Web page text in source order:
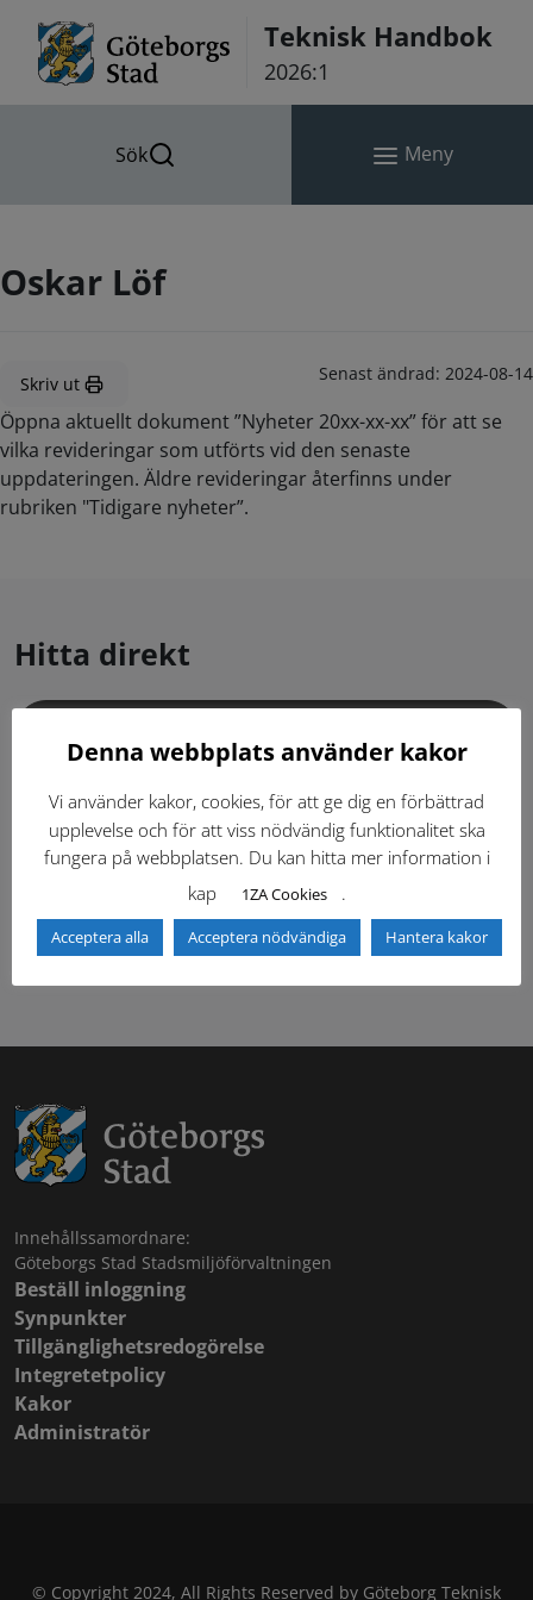
Teknisk Handbok
2026:1
Sök Meny
Oskar Löf
Skriv ut Senast ändrad: 2024-08-14
Öppna aktuellt dokument ”Nyheter 20xx-xx-xx” för att se
vilka revideringar som utförts vid den senaste
uppdateringen. Äldre revideringar återfinns under
rubriken "Tidigare nyheter”.
Hitta direkt
Dokumentbibliotek Kontaktlista
Tidigare versioner Nyheter
Säkerhetsordningen
Innehållssamordnare:
Göteborgs Stad Stadsmiljöförvaltningen
Beställ inloggning
Synpunkter
Tillgänglighetsredogörelse
Integretetpolicy
Kakor
Administratör
© Copyright 2024, All Rights Reserved by Göteborg Teknisk
Denna webbplats använder kakor
Vi använder kakor, cookies, för att ge dig en förbättrad
upplevelse och för att viss nödvändig funktionalitet ska
fungera på webbplatsen. Du kan hitta mer information i
kap
1ZA Cookies .
Acceptera alla Acceptera nödvändiga Hantera kakor